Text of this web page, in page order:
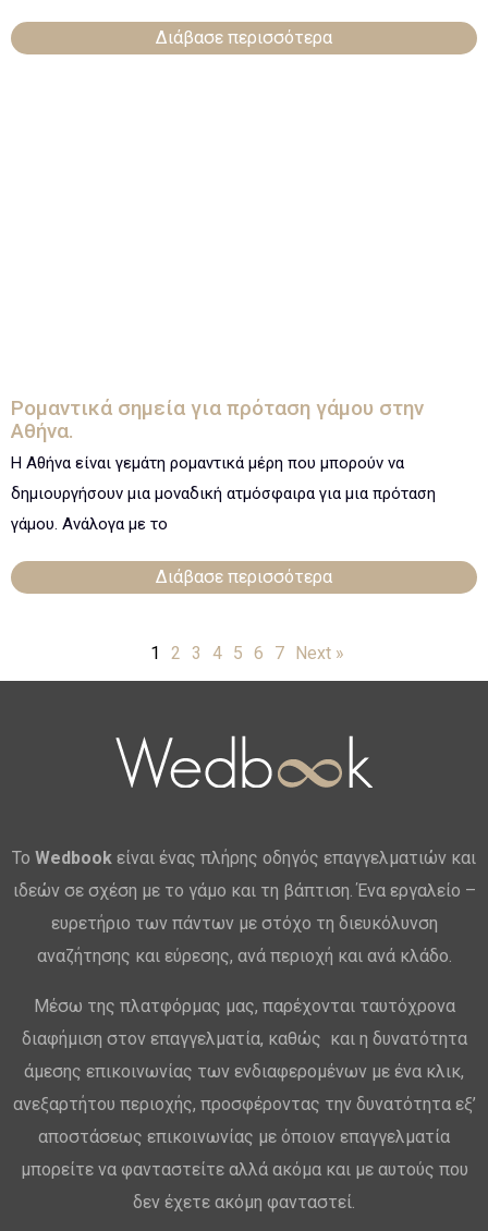
Διάβασε περισσότερα
Ρομαντικά σημεία για πρόταση γάμου στην
Αθήνα.
Η Αθήνα είναι γεμάτη ρομαντικά μέρη που μπορούν να
δημιουργήσουν μια μοναδική ατμόσφαιρα για μια πρόταση
γάμου. Ανάλογα με το
Διάβασε περισσότερα
1 2 3 4 5 6 7 Next »
Το Wedbook είναι ένας πλήρης οδηγός επαγγελματιών και
ιδεών σε σχέση με το γάμο και τη βάπτιση. Ένα εργαλείο –
ευρετήριο των πάντων με στόχο τη διευκόλυνση
αναζήτησης και εύρεσης, ανά περιοχή και ανά κλάδο.
Μέσω της πλατφόρμας μας, παρέχονται ταυτόχρονα
διαφήμιση στον επαγγελματία, καθώς και η δυνατότητα
άμεσης επικοινωνίας των ενδιαφερομένων με ένα κλικ,
ανεξαρτήτου περιοχής, προσφέροντας την δυνατότητα εξ’
αποστάσεως επικοινωνίας με όποιον επαγγελματία
μπορείτε να φανταστείτε αλλά ακόμα και με αυτούς που
δεν έχετε ακόμη φανταστεί.